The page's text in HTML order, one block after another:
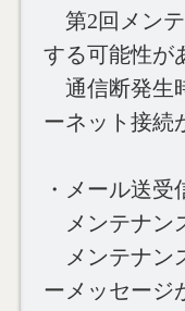
第2回メンテ
する可能性が
通信断発生
ーネット接続
・メール送受
メンテナン
メンテナン
ーメッセージ